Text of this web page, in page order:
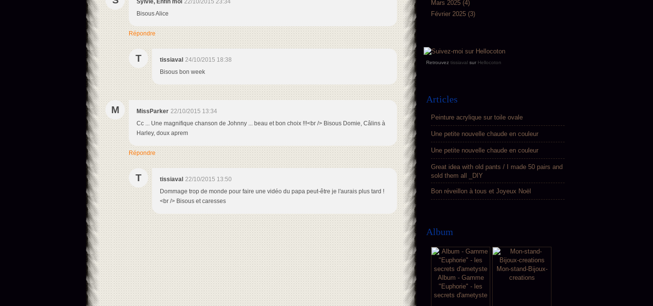
Bisous Alice
Répondre
T tissiaval 24/10/2015 18:38
Bisous bon week
M MissParker 22/10/2015 13:34
Cc ... Une magnifique chanson de Johnny ... beau et bon choix !!!<br /> Bisous Domie, Câlins à
Harley, doux aprem
Répondre
T tissiaval 22/10/2015 13:50
Dommage trop de monde pour faire une vidéo du papa peut-être je l'aurais plus tard !
<br /> Bisous et caresses
Mars 2025 (4)
Février 2025 (3)
Retrouvez tissiaval sur Hellocoton
Articles
Peinture acrylique sur toile ovale
Une petite nouvelle chaude en couleur
Une petite nouvelle chaude en couleur
Great idea with old pants / I made 50 pairs and
sold them all _DIY
Bon réveillon à tous et Joyeux Noël
Album
Album - Gamme
"Euphorie" - les
secrets d'ametyste
Mon-stand-Bijoux-
creations